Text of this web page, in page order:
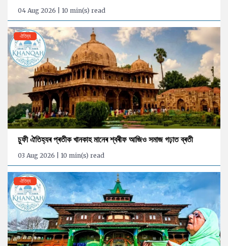
04 Aug 2026 | 10 min(s) read
ঐতিহ্য
চুফী ঐতিহ্যৰ প্ৰতীক খানকাহ মানেৰ শ্বৰীফ আজিও সমাজ গঢ়াত ব্ৰতী
03 Aug 2026 | 10 min(s) read
ঐতিহ্য